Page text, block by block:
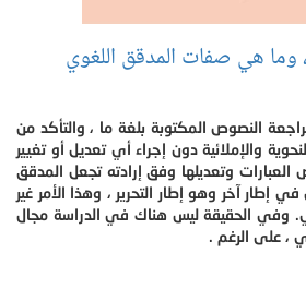
وما هي صفات المدقق اللغوي
النصوص المكتوبة بلغة ما ، والتأكد من
والإملائية دون إجراء أي تعديل أو تغيير
وتعديلها وفق إرادته تجعل المدقق
إطار آخر وهو إطار التحرير ، وهذا الأمر غير
وفي الحقيقة ليس هناك في الدراسة مجال
، على الرغم .